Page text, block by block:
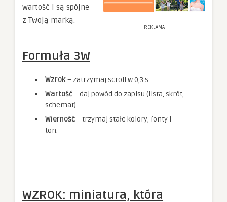
REKLAMA
wartość i są spójne
z Twoją marką.
Formuła 3W
Wzrok– zatrzymaj scroll w 0,3 s.
Wartość– daj powód do zapisu (lista, skrót,
schemat).
Wierność– trzymaj stałe kolory, fonty i
ton.
WZROK: miniatura, która